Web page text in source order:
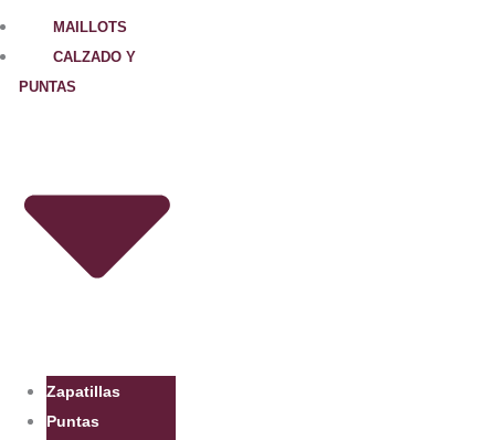
MAILLOTS
CALZADO Y
PUNTAS
Zapatillas
Puntas